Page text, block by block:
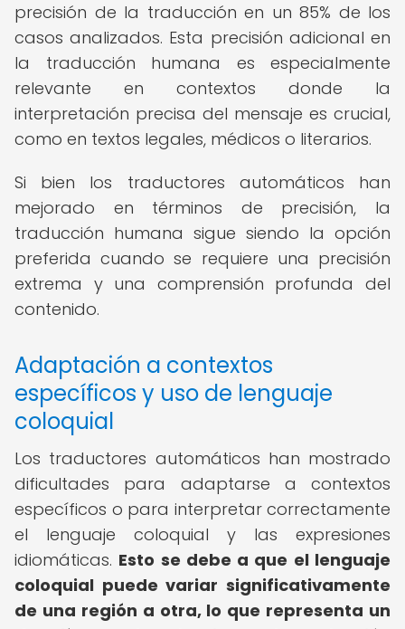
precisión de la traducción en un 85% de los
casos analizados. Esta precisión adicional en
la traducción humana es especialmente
relevante en contextos donde la
interpretación precisa del mensaje es crucial,
como en textos legales, médicos o literarios.
Si bien los traductores automáticos han
mejorado en términos de precisión, la
traducción humana sigue siendo la opción
preferida cuando se requiere una precisión
extrema y una comprensión profunda del
contenido.
Adaptación a contextos
específicos y uso de lenguaje
coloquial
Los traductores automáticos han mostrado
dificultades para adaptarse a contextos
específicos o para interpretar correctamente
el lenguaje coloquial y las expresiones
idiomáticas. Esto se debe a que el lenguaje
coloquial puede variar significativamente
de una región a otra, lo que representa un